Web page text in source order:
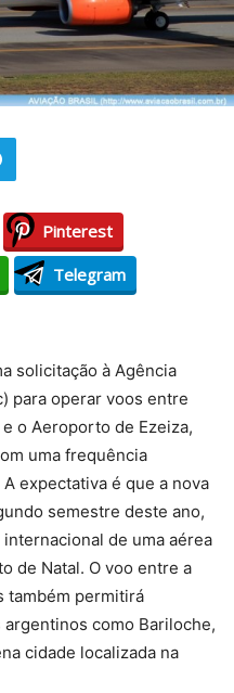
Pinterest
Telegram
solicitação à Agência
para operar voos entre
o Aeroporto de Ezeiza,
uma frequência
expectativa é que a nova
semestre deste ano,
de uma aérea
de Natal. O voo entre a
também permitirá
como Bariloche,
cidade localizada na